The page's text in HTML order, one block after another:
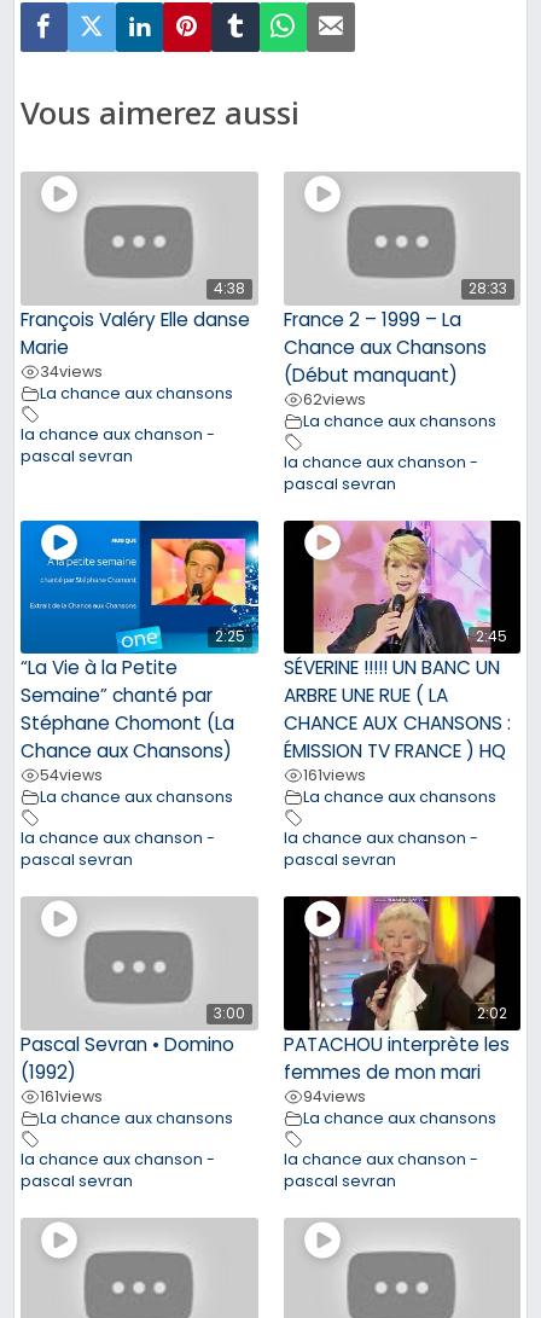
Vous aimerez aussi
4:38
François Valéry Elle danse
Marie
34views
La chance aux chansons
la chance aux chanson -
pascal sevran
28:33
France 2 – 1999 – La
Chance aux Chansons
(Début manquant)
62views
La chance aux chansons
la chance aux chanson -
pascal sevran
2:25
“La Vie à la Petite
Semaine” chanté par
Stéphane Chomont (La
Chance aux Chansons)
54views
La chance aux chansons
la chance aux chanson -
pascal sevran
2:45
SÉVERINE !!!!! UN BANC UN
ARBRE UNE RUE ( LA
CHANCE AUX CHANSONS :
ÉMISSION TV FRANCE ) HQ
161views
La chance aux chansons
la chance aux chanson -
pascal sevran
3:00
Pascal Sevran • Domino
(1992)
161views
La chance aux chansons
la chance aux chanson -
pascal sevran
2:02
PATACHOU interprète les
femmes de mon mari
94views
La chance aux chansons
la chance aux chanson -
pascal sevran